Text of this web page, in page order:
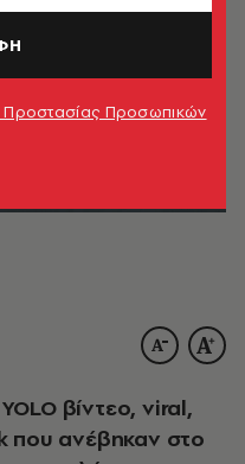
βίντεο, viral,
που ανέβηκαν στο
Προστασίας Προσωπικών